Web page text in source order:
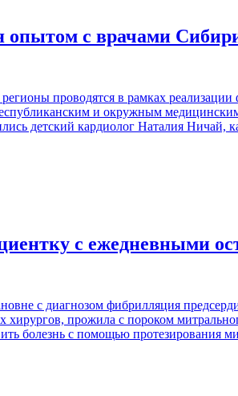
с врачами
проводятся в рамках реализации
и окружным
детский кардиолог Наталия Ничай,
с ежедневными
с диагнозом фибрилляция
хирургов, прожила с пороком
болезнь с помощью протезирования